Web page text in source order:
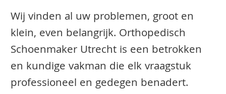
Wij vinden al uw problemen, groot en
klein, even belangrijk. Orthopedisch
Schoenmaker Utrecht is een betrokken
en kundige vakman die elk vraagstuk
professioneel en gedegen benadert.